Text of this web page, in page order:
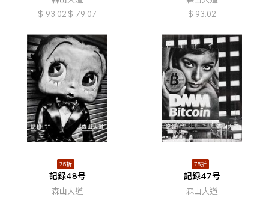
$ 93.02 $ 79.07
$ 93.02
75折
記録48号
森山大道
75折
記録47号
森山大道